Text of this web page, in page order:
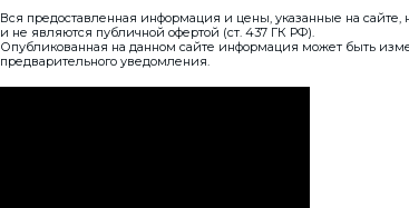
Вся предоставленная информация и цены, указанные на сайте,
и не являются публичной офертой (ст. 437 ГК РФ).
Опубликованная на данном сайте информация может быть
предварительного уведомления.